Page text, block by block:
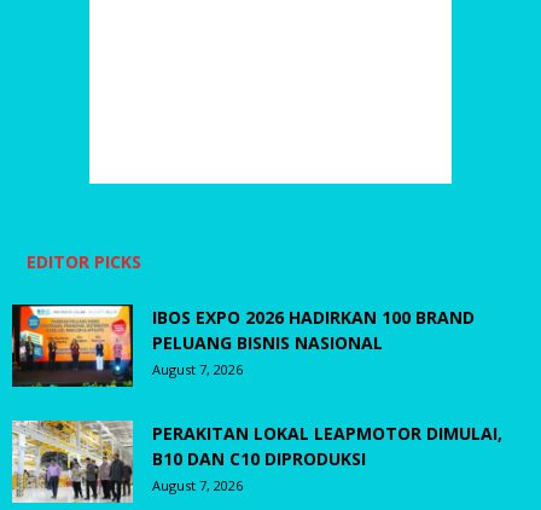
EDITOR PICKS
IBOS EXPO 2026 HADIRKAN 100 BRAND
PELUANG BISNIS NASIONAL
August 7, 2026
PERAKITAN LOKAL LEAPMOTOR DIMULAI,
B10 DAN C10 DIPRODUKSI
August 7, 2026